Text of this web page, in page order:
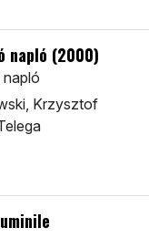
napló (2000)
Krzysztof